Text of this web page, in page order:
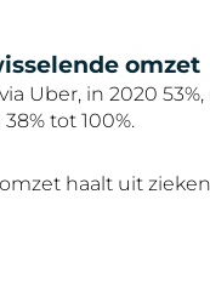
omzet
Uber, in 2020
tot 100%.
haalt uit